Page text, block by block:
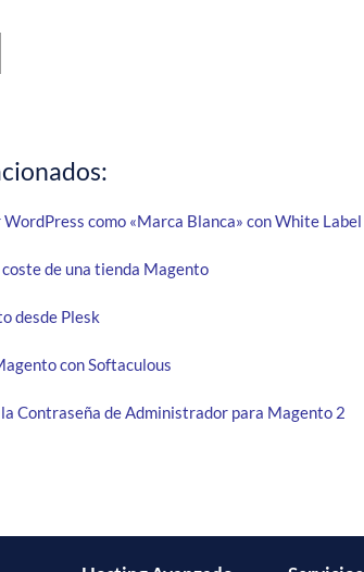
como «Marca Blanca» con White
de una tienda Magento
desde Plesk
con Softaculous
Contraseña de Administrador para Magento 2